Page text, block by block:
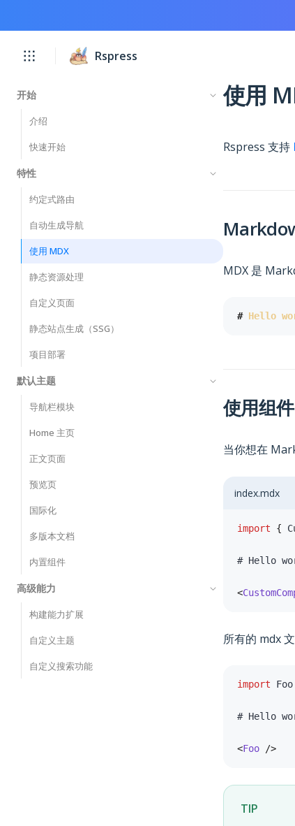
Rspress
Rspress
开始
介绍
快速开始
特性
约定式路由
自动生成导航
使用 MDX
静态资源处理
自定义页面
静态站点生成（SSG）
项目部署
默认主题
导航栏模块
Home 主页
正文页面
预览页
国际化
多版本文档
内置组件
高级能力
构建能力扩展
自定义主题
自定义搜索功能
使用
Rspress 支持
MDX 是
# Hello
使用组件
当你想在
index.mdx
import {
<
所有的 mdx
import Foo
<Foo />
TIP